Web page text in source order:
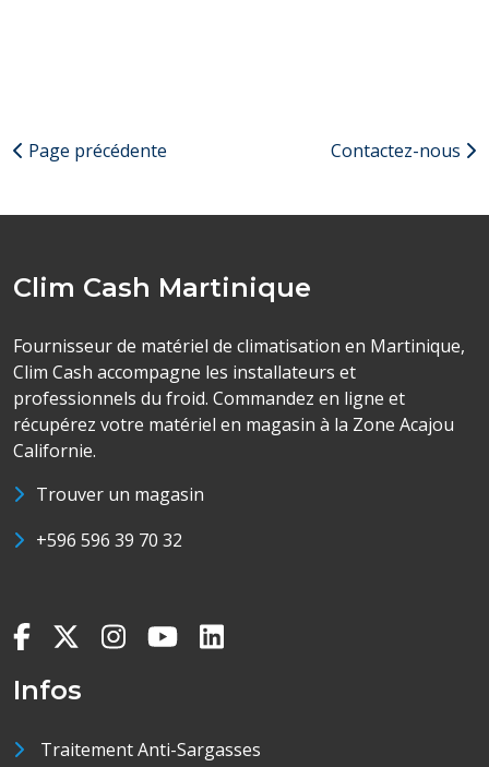
Page précédente Contactez-nous
Clim Cash Martinique
Fournisseur de matériel de climatisation en Martinique,
Clim Cash accompagne les installateurs et
professionnels du froid. Commandez en ligne et
récupérez votre matériel en magasin à la Zone Acajou
Californie.
Trouver un magasin
+596 596 39 70 32
Infos
Traitement Anti-Sargasses